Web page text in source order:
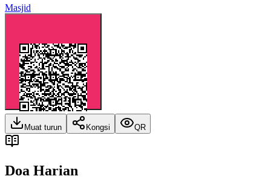
Masjid
Muat turun Kongsi QR
Doa Harian